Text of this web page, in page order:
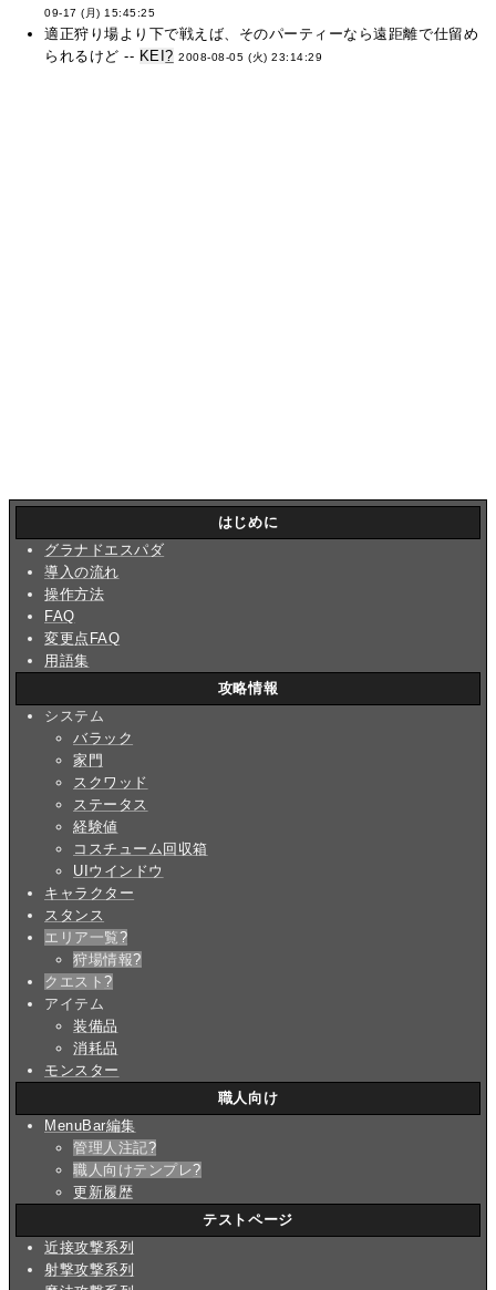
09-17 (月) 15:45:25
適正狩り場より下で戦えば、そのパーティーなら遠距離で仕留め
られるけど -- KEI? 2008-08-05 (火) 23:14:29
はじめに
グラナドエスパダ
導入の流れ
操作方法
FAQ
変更点FAQ
用語集
攻略情報
システム
バラック
家門
スクワッド
ステータス
経験値
コスチューム回収箱
UIウインドウ
キャラクター
スタンス
エリア一覧?
狩場情報?
クエスト?
アイテム
装備品
消耗品
モンスター
職人向け
MenuBar編集
管理人注記?
職人向けテンプレ?
更新履歴
テストページ
近接攻撃系列
射撃攻撃系列